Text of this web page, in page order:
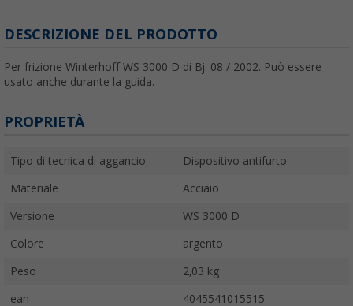
DESCRIZIONE DEL PRODOTTO
Per frizione Winterhoff WS 3000 D di Bj. 08 / 2002. Può essere
usato anche durante la guida.
PROPRIETÀ
Tipo di tecnica di aggancio Dispositivo antifurto
Materiale Acciaio
Versione WS 3000 D
Colore argento
Peso 2,03 kg
ean 4045541015515